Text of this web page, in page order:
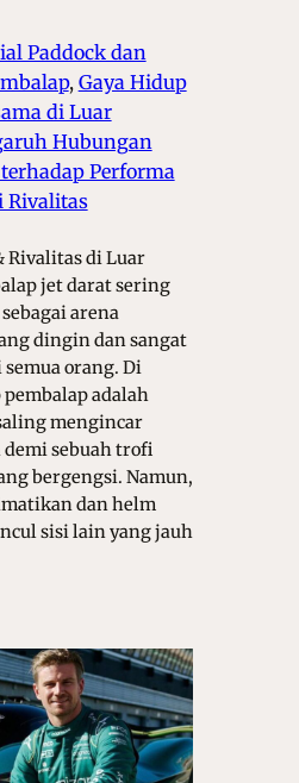
Paddock dan
, Gaya Hidup
di Luar
Hubungan
Performa
Rivalitas
Rivalitas di Luar
jet darat sering
arena
dingin dan sangat
orang. Di
adalah
mengincar
sebuah trofi
bergengsi. Namun,
dan helm
sisi lain yang jauh